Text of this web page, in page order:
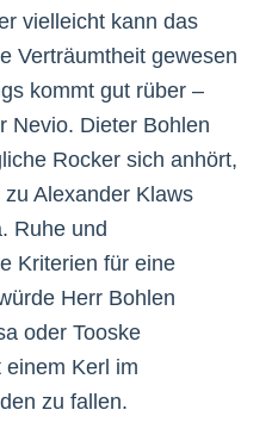
vielleicht kann das
Verträumtheit gewesen
kommt gut rüber –
Nevio. Dieter Bohlen
Rocker sich anhört,
Alexander Klaws
Ruhe und
Kriterien für eine
Herr Bohlen
oder Tooske
einem Kerl im
zu fallen.